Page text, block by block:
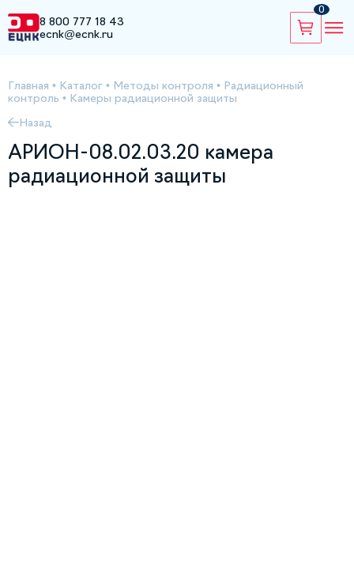
8 800 777 18 43
ecnk@ecnk.ru
0
Главная • Каталог • Методы контроля • Радиационный
контроль • Камеры радиационной защиты
Назад
АРИОН-08.02.03.20 камера
радиационной защиты